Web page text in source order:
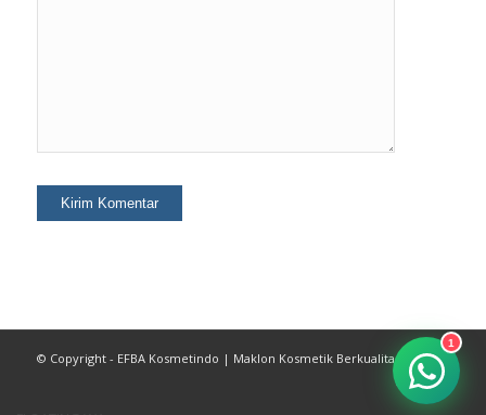
© Copyright - EFBA Kosmetindo | Maklon Kosmetik Berkualitas
1